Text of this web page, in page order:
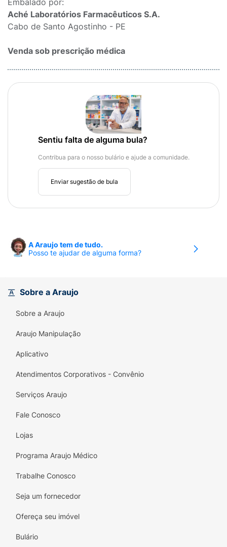
Embalado por:
Aché Laboratórios Farmacêuticos S.A.
Cabo de Santo Agostinho - PE
Venda sob prescrição médica
Sentiu falta de alguma bula?
Contribua para o nosso bulário e ajude a comunidade.
Enviar sugestão de bula
A Araujo tem de tudo.
Posso te ajudar de alguma forma?
Sobre a Araujo
Sobre a Araujo
Araujo Manipulação
Aplicativo
Atendimentos Corporativos - Convênio
Serviços Araujo
Fale Conosco
Lojas
Programa Araujo Médico
Trabalhe Conosco
Seja um fornecedor
Ofereça seu imóvel
Bulário